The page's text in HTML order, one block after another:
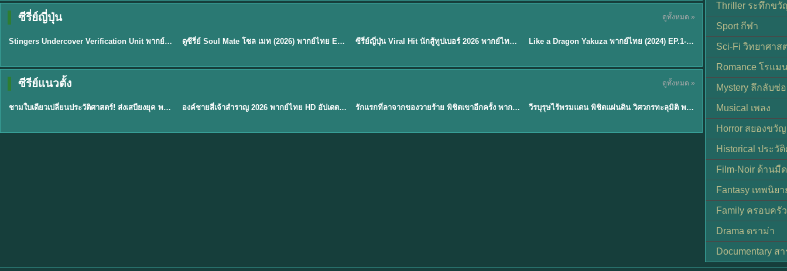
ซีรี่ย์ญี่ปุ่น ดูทั้งหมด »
EP.11
พากย์ไทย
Stingers Undercover Verification Unit พากย์ไทย EP1-11 HD ฟรี ★8 EP.8ดูซีรี่ย์ Soul Mate โซล เมท (2026) พากย์ไทย EP.1-8 (จบ) ★7.9 EP.6ซีรี่ย์ญี่ปุ่น Viral Hit นักสู้ทูปเบอร์ 2026 พากย์ไทย EP.1-6 ★7 EP.6Like a Dragon Yakuza พากย์ไทย (2024) EP.1-6 (จบ)
ซีรีย์แนวตั้ง ดูทั้งหมด »
EP.1
พากย์ไทย
ชามใบเดียวเปลี่ยนประวัติศาสตร์! ส่งเสบียงยุค พากย์ไทย EP.1องค์ชายสี่เจ้าสำราญ 2026 พากย์ไทย HD อัปเดตล่าสุด ดูออนไลน์ EP.1รักแรกที่ลาจากของวายร้าย พิชิตเขาอีกครั้ง พากย์ไทย EP.1วีรบุรุษไร้พรมแดน พิชิตแผ่นดิน วิศวกรทะลุมิติ พลิกแผ่นดิน
Thriller ระทึกขวั
Sport กีฬา
Sci-Fi วิทยาศาส
Romance โรแม
Mystery ลึกลับซ่
Musical เพลง
Horror สยองขวัญ
Historical ประวั
Film-Noir ด้านมื
Fantasy เทพนิยา
Family ครอบครัว
Drama ดราม่า
Documentary ส